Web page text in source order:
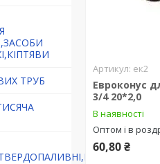
ТРУБ
ек2
Евроконус
3/4 20*2,0
В наявності
Оптом і в
60,80 ₴